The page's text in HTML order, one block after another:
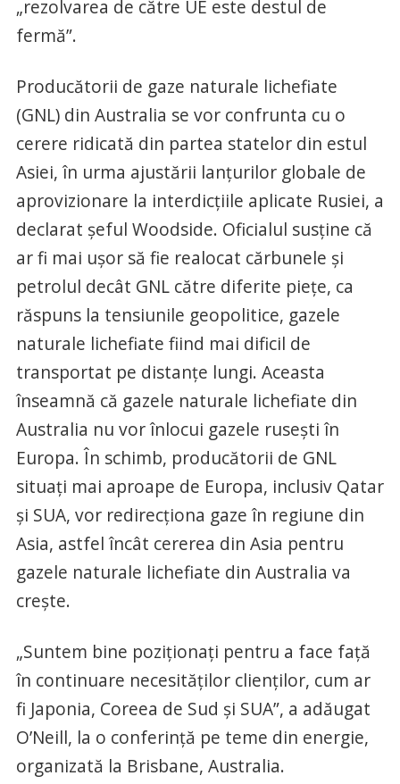
„rezolvarea de către UE este destul de
fermă”.
Producătorii de gaze naturale lichefiate
(GNL) din Australia se vor confrunta cu o
cerere ridicată din partea statelor din estul
Asiei, în urma ajustării lanţurilor globale de
aprovizionare la interdicţiile aplicate Rusiei, a
declarat şeful Woodside. Oficialul susţine că
ar fi mai uşor să fie realocat cărbunele şi
petrolul decât GNL către diferite pieţe, ca
răspuns la tensiunile geopolitice, gazele
naturale lichefiate fiind mai dificil de
transportat pe distanţe lungi. Aceasta
înseamnă că gazele naturale lichefiate din
Australia nu vor înlocui gazele ruseşti în
Europa. În schimb, producătorii de GNL
situaţi mai aproape de Europa, inclusiv Qatar
şi SUA, vor redirecţiona gaze în regiune din
Asia, astfel încât cererea din Asia pentru
gazele naturale lichefiate din Australia va
creşte.
„Suntem bine poziţionaţi pentru a face faţă
în continuare necesităţilor clienţilor, cum ar
fi Japonia, Coreea de Sud şi SUA”, a adăugat
O’Neill, la o conferinţă pe teme din energie,
organizată la Brisbane, Australia.